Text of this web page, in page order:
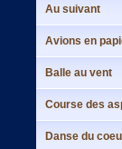
Au suivant
Avions en
Balle au vent
Course des
Danse du